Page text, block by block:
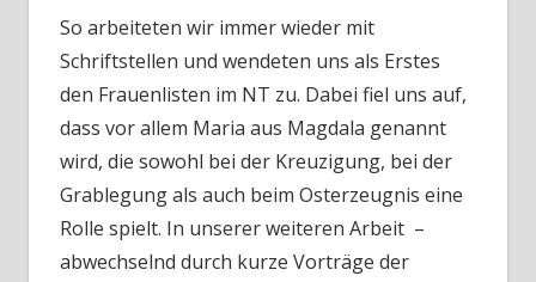
So arbeiteten wir immer wieder mit
Schriftstellen und wendeten uns als Erstes
den Frauenlisten im NT zu. Dabei fiel uns auf,
dass vor allem Maria aus Magdala genannt
wird, die sowohl bei der Kreuzigung, bei der
Grablegung als auch beim Osterzeugnis eine
Rolle spielt. In unserer weiteren Arbeit –
abwechselnd durch kurze Vorträge der